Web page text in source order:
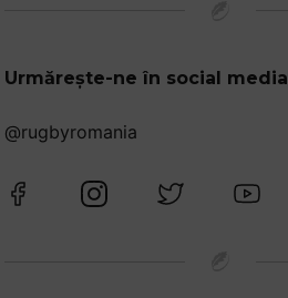
Urmărește-ne în social media
@rugbyromania